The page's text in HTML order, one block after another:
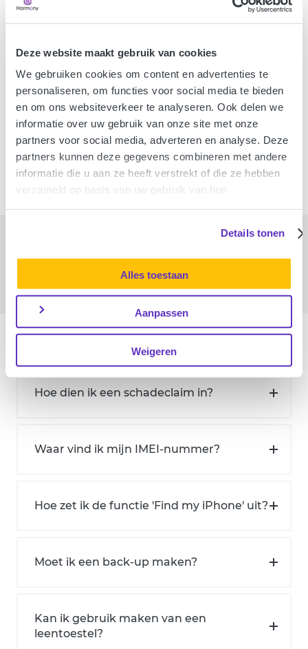
Deze website maakt gebruik van cookies
We gebruiken cookies om content en advertenties te
personaliseren, om functies voor social media te bieden
en om ons websiteverkeer te analyseren. Ook delen we
informatie over uw gebruik van onze site met onze
partners voor social media, adverteren en analyse. Deze
partners kunnen deze gegevens combineren met andere
informatie die u aan ze heeft verstrekt of die ze hebben
verzameld op basis van uw gebruik van hun
Details tonen
Alles toestaan
Aanpassen
Weigeren
ZO MAKKELIJK
IS HARMONY
We hopen dat je blij bent met je aankoop en we
willen dat je er lang van blijft genieten. Daarbij
helpt een goede elektronicaverzekering. Want als
er dan toch ineens sprake is van schade of
diefstal, dan lossen wij dat snel en eenvoudig voor
je op. Why worry?
3,9/5 - 805 Google-reviews
Veelgestelde vragen
Hoe dien ik een schadeclaim in?
Waar vind ik mijn IMEI-nummer?
Hoe zet ik de functie 'Find my iPhone' uit?
Moet ik een back-up maken?
Kan ik gebruik maken van een
leentoestel?